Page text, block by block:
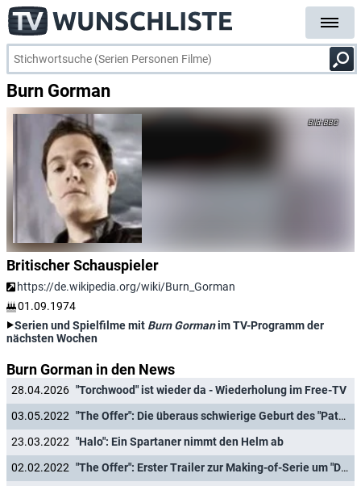
Burn Gorman
BBC
Britischer Schauspieler
https://de.wikipedia.org/wiki/Burn_Gorman
01.09.1974
Serien und Spielfilme mit Burn Gormanim TV-Programm der
nächsten Wochen
Burn Gorman in den News
28.04.2026 "Torchwood" ist wieder da - Wiederholung im Free-TV
03.05.2022
"The Offer": Die überaus schwierige Geburt des "Paten"
23.03.2022 "Halo": Ein Spartaner nimmt den Helm ab
02.02.2022
"The Offer": Erster Trailer zur Making-of-Serie um "Der Pate"